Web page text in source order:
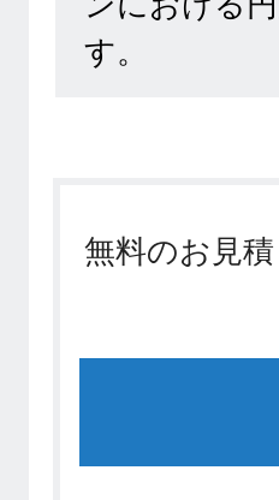
す。
無料のお見